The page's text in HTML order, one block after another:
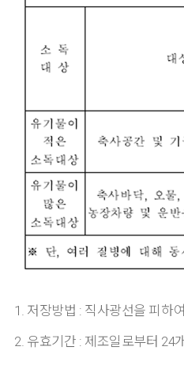
1. 저장방법 : 직사광선을 피하
2. 유효기간 : 제조일로부터 24